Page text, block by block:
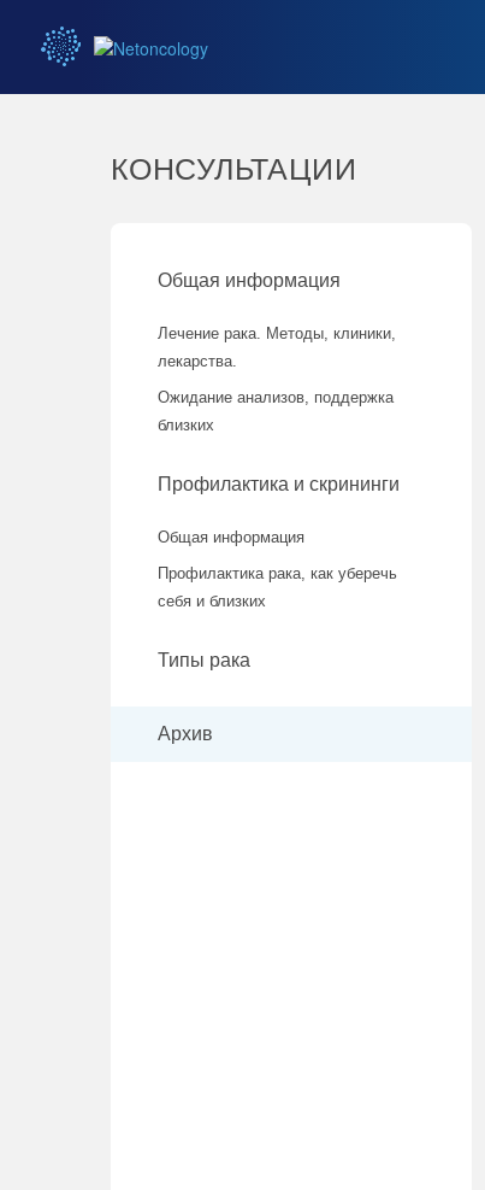
КОНСУЛЬТАЦИИ
Общая информация
Лечение рака. Методы, клиники,
лекарства.
Ожидание анализов, поддержка
близких
Профилактика и скрининги
Общая информация
Профилактика рака, как уберечь
себя и близких
Типы рака
Архив